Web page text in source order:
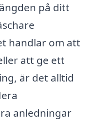
på ditt
handlar om att
att ge ett
är det alltid
anledningar